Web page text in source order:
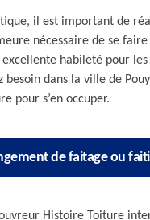
il est important de
nécessaire de se
habileté pour
dans la ville de
pour s’en occuper.
de faitage ou
Histoire Toiture